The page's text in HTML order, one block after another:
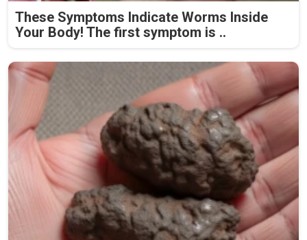
These Symptoms Indicate Worms Inside
Your Body! The first symptom is ..